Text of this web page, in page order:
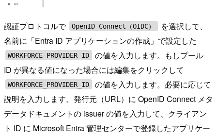
認証プロトコルで OpenID Connect（OIDC）
を選択して、
名前に「Entra ID アプリケーションの作成」で設定した
WORKFORCE_PROVIDER_ID
の値を入力します。もしプール
ID が異なる値になった場合には編集をクリックして
WORKFORCE_PROVIDER_ID
の値を入力します。必要に応じて
説明を入力します。発行元（URL）に OpenID Connect メタ
データドキュメントの issuer の値を入力して、クライアン
ト ID に Microsoft Entra 管理センターで登録したアプリケー